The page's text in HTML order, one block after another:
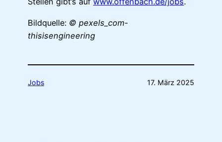
Bildquelle: © pexels_com-
thisisengineering
Jobs 17. März 2025